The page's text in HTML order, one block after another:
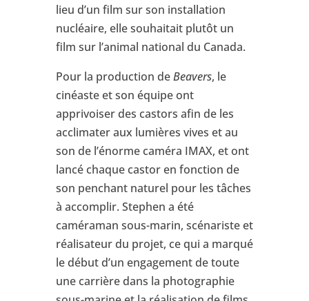
lieu d’un film sur son installation
nucléaire, elle souhaitait plutôt un
film sur l’animal national du Canada.
Pour la production deBeavers, le
cinéaste et son équipe ont
apprivoiser des castors afin de les
acclimater aux lumières vives et au
son de l’énorme caméra IMAX, et ont
lancé chaque castor en fonction de
son penchant naturel pour les tâches
à accomplir. Stephen a été
caméraman sous-marin, scénariste et
réalisateur du projet, ce qui a marqué
le début d’un engagement de toute
une carrière dans la photographie